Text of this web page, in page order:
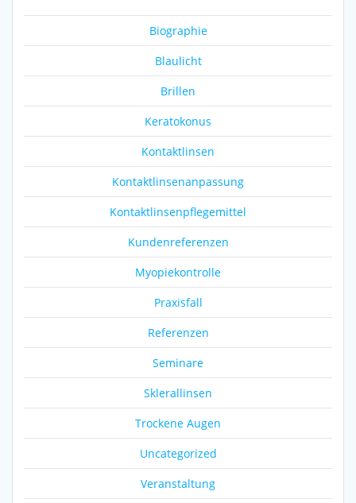
Biographie
Blaulicht
Brillen
Keratokonus
Kontaktlinsen
Kontaktlinsenanpassung
Kontaktlinsenpflegemittel
Kundenreferenzen
Myopiekontrolle
Praxisfall
Referenzen
Seminare
Sklerallinsen
Trockene Augen
Uncategorized
Veranstaltung